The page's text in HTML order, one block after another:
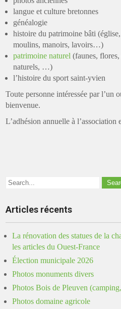
langue et culture bretonnes
généalogie
histoire du patrimoine bâti
moulins, manoirs, lavoirs…)
patrimoine naturel (faunes,
naturels, …)
l’histoire du sport saint-yvien
Toute personne intéressée par l’un
bienvenue.
L’adhésion annuelle à l’association
Articles récents
La rénovation des statues de la
les articles du Ouest-France
Élection municipale 2026
Photos monuments divers
Photos Bois de Pleuven
Photos domaine agricole